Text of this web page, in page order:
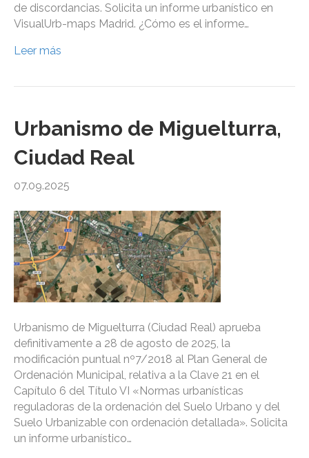
de discordancias. Solicita un informe urbanístico en
VisualUrb-maps Madrid. ¿Cómo es el informe…
Leer más
Urbanismo de Miguelturra,
Ciudad Real
07.09.2025
Urbanismo de Miguelturra (Ciudad Real) aprueba
definitivamente a 28 de agosto de 2025, la
modificación puntual nº7/2018 al Plan General de
Ordenación Municipal, relativa a la Clave 21 en el
Capítulo 6 del Título VI «Normas urbanísticas
reguladoras de la ordenación del Suelo Urbano y del
Suelo Urbanizable con ordenación detallada». Solicita
un informe urbanístico…